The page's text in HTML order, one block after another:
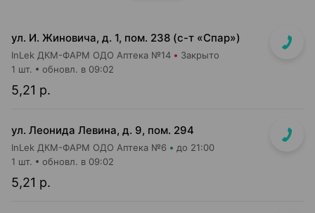
ул. И. Жиновича, д. 1, пом. 238 (с-т «Спар»)
InLek ДКМ-ФАРМ ОДО Аптека №14 Закрыто
5,21 р.
1 шт. обновл. в 09:02
ул. Леонида Левина, д. 9, пом. 294
InLek ДКМ-ФАРМ ОДО Аптека №6 до 21:00
5,21 р.
1 шт. обновл. в 09:02